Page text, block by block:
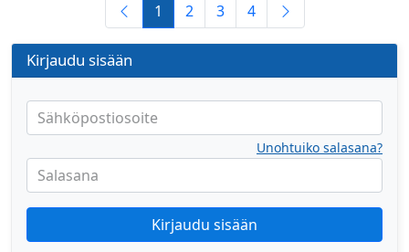
1 2 3 4
Kirjaudu sisään
Sähköpostiosoite
Salasana
Unohtuiko salasana?
Kirjaudu sisään